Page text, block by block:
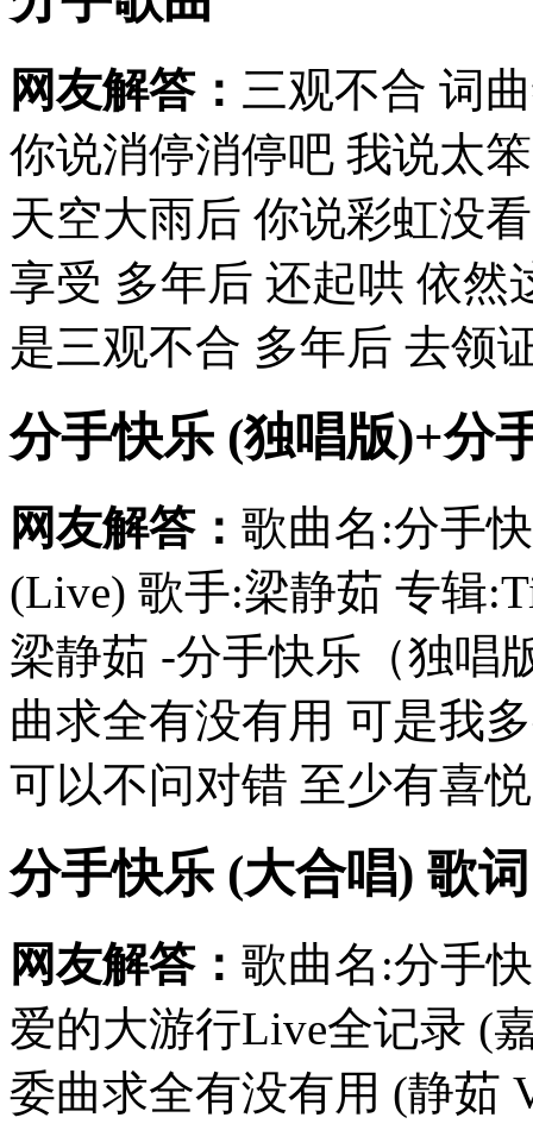
网友解答： 三观不合 词
你说消停消停吧 我说太
天空大雨后 你说彩虹没
享受 多年后 还起哄 依然
是三观不合 多年后 去领
分手快乐 (独唱版)+分
网友解答： 歌曲名:分手
(Live) 歌手:梁静茹 专辑
梁静茹 -分手快乐（独唱
曲求全有没有用 可是我
可以不问对错 至少有喜
分手快乐 (大合唱) 歌词
网友解答： 歌曲名:分手
爱的大游行Live全记录 (
委曲求全有没有用 (静茹